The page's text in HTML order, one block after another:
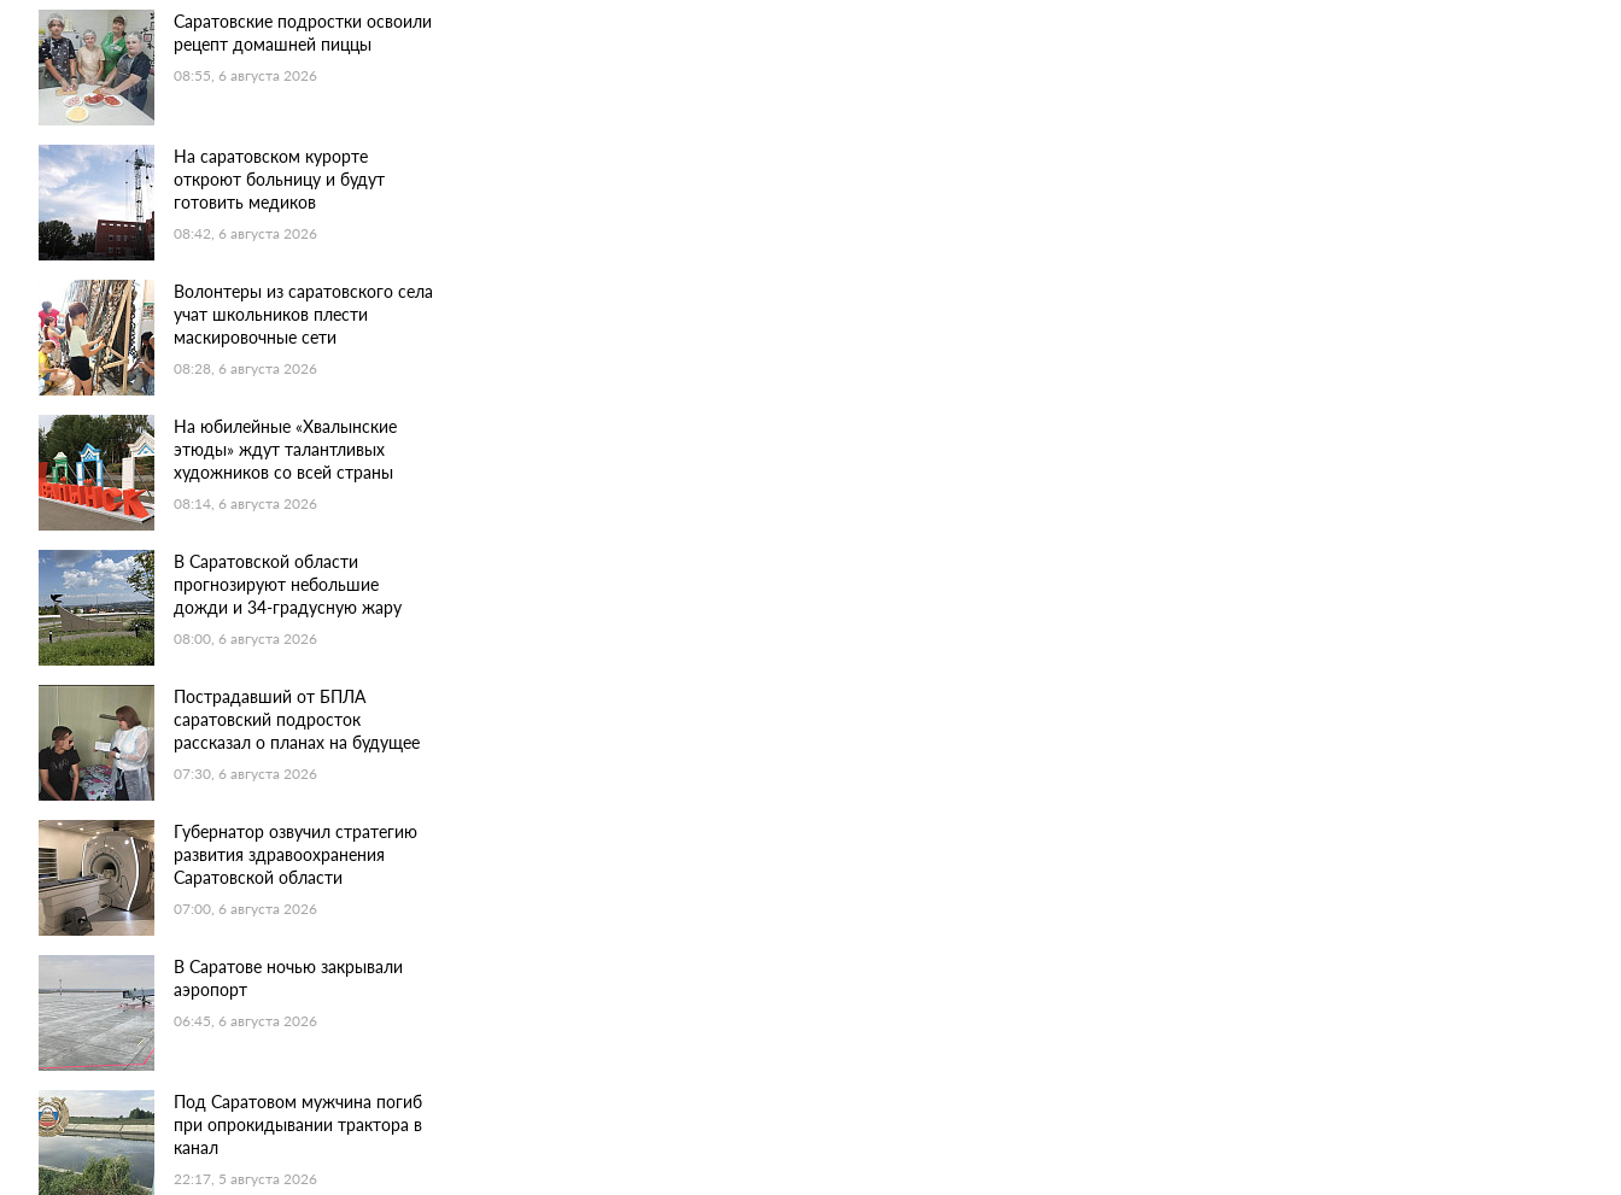
Саратовские подростки освоили
рецепт домашней пиццы
08:55, 6 августа 2026
На саратовском курорте
откроют больницу и будут
готовить медиков
08:42, 6 августа 2026
Волонтеры из саратовского села
учат школьников плести
маскировочные сети
08:28, 6 августа 2026
На юбилейные «Хвалынские
этюды» ждут талантливых
художников со всей страны
08:14, 6 августа 2026
В Саратовской области
прогнозируют небольшие
дожди и 34-градусную жару
08:00, 6 августа 2026
Пострадавший от БПЛА
саратовский подросток
рассказал о планах на будущее
07:30, 6 августа 2026
Губернатор озвучил стратегию
развития здравоохранения
Саратовской области
07:00, 6 августа 2026
В Саратове ночью закрывали
аэропорт
06:45, 6 августа 2026
Под Саратовом мужчина погиб
при опрокидывании трактора в
канал
22:17, 5 августа 2026